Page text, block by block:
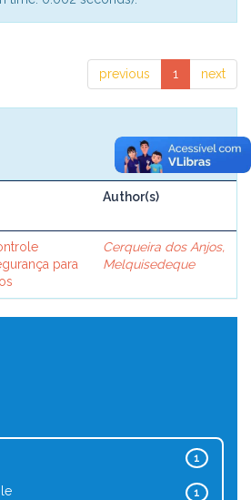
previous 1 next
Author(s)
para
Cerqueira dos Anjos,
Melquisedeque
1
1